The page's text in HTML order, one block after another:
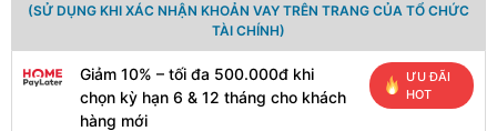
(SỬ DỤNG KHI XÁC NHẬN KHOẢN VAY TRÊN TRANG CỦA TỔ CHỨC
TÀI CHÍNH)
Giảm 10% – tối đa 500.000đ khi
chọn kỳ hạn 6 & 12 tháng cho khách
hàng mới
ƯU ĐÃI
HOT